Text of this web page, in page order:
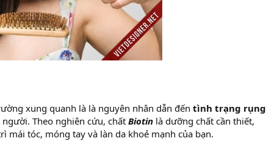
xung quanh là là nguyên nhân dẫn đến tình trạng rụng
Theo nghiên cứu, chấtBiotin là dưỡng chất cần thiết,
tóc, móng tay và làn da khoẻ mạnh của bạn.